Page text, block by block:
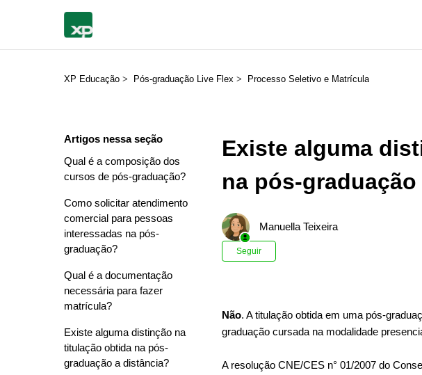
XP Educação Pós-graduação Live Flex Processo Seletivo e Matrícula
Artigos nessa seção
Qual é a composição dos
cursos de pós-graduação?
Como solicitar atendimento
comercial para pessoas
interessadas na pós-
graduação?
Qual é a documentação
necessária para fazer
matrícula?
Existe alguma distinção na
titulação obtida na pós-
graduação a distância?
Existe alguma
na pós-
Manuella Teixeira
Seguir
Não. A titulação obtida em uma pós-
graduação cursada na modalidade
A resolução CNE/CES n° 01/2007 do